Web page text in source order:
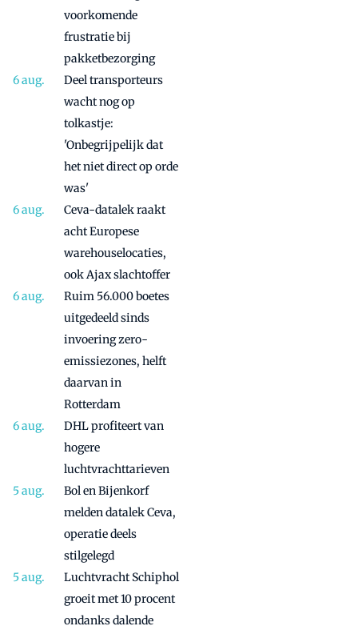
voorkomende
frustratie bij
pakketbezorging
Deel transporteurs
wacht nog op
tolkastje:
'Onbegrijpelijk dat
het niet direct op orde
was'
Ceva-datalek raakt
acht Europese
warehouselocaties,
ook Ajax slachtoffer
Ruim 56.000 boetes
uitgedeeld sinds
invoering zero-
emissiezones, helft
daarvan in
Rotterdam
DHL profiteert van
hogere
luchtvrachttarieven
Bol en Bijenkorf
melden datalek Ceva,
operatie deels
stilgelegd
Luchtvracht Schiphol
groeit met 10 procent
ondanks dalende